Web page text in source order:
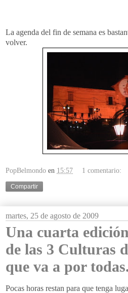
La agenda del fin de semana es
volver.
PopBelmondo en 15:57 1 comentario:
Compartir
martes, 25 de agosto de 2009
Una cuarta
de las 3 Culturas
que va a por todas.
Pocas horas restan para que tenga